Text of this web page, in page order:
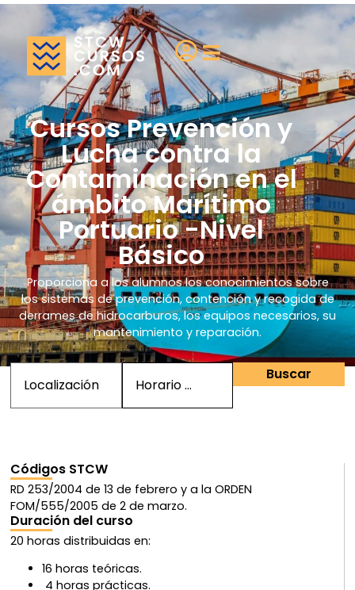
¿Eres una escuela?
Cursos Prevención y
Lucha contra la
Contaminación en el
ámbito Marítimo
Portuario -Nivel
Básico
Proporciona a los alumnos los conocimientos sobre
los sistemas de prevención, contención y recogida de
derrames de hidrocarburos, los equipos necesarios, su
mantenimiento y reparación.
Buscar
Códigos STCW
RD 253/2004 de 13 de febrero y a la ORDEN
FOM/555/2005 de 2 de marzo.
Duración del curso
20 horas distribuidas en:
16 horas teóricas.
4 horas prácticas.